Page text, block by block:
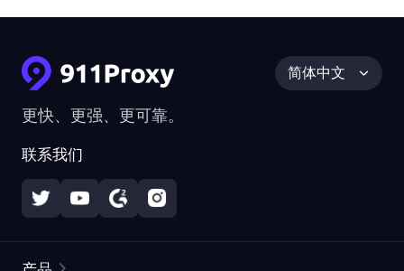
更快、更强、更可靠。
联系我们
简体中文